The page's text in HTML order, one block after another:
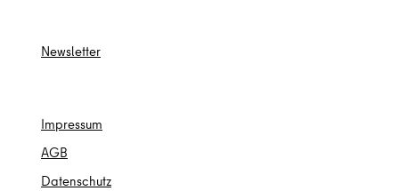
Newsletter
Impressum
AGB
Datenschutz